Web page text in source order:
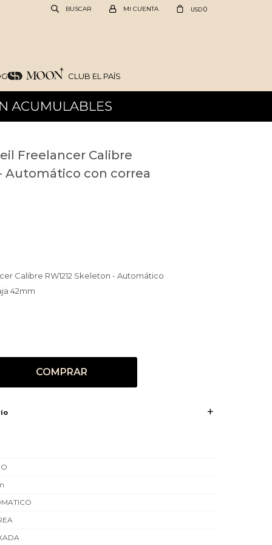
CLUB EL PAÍS
USD0
Freelancer Calibre
Automático con correa
Calibre RW1212 Skeleton - Automático
42mm
COMPRAR